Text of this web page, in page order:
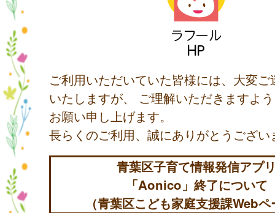
ご利用いただいていた皆様には、大変
いたしますが、 ご理解いただきますよ
お願い申し上げます。
長らくのご利用、誠にありがとうござい
青葉区子育て情報発信アプ
「Aonico」終了について
（青葉区こども家庭支援課Web